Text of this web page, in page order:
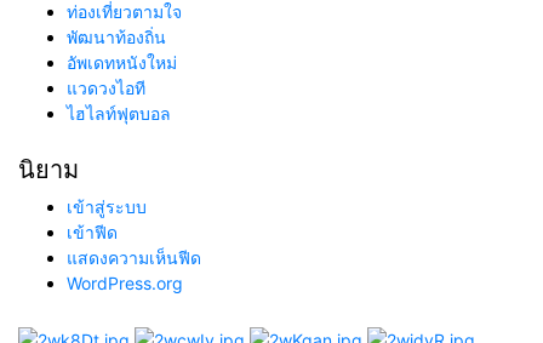
ท่องเที่ยวตามใจ
พัฒนาท้องถิ่น
อัพเดทหนังใหม่
แวดวงไอที
ไฮไลท์ฟุตบอล
นิยาม
เข้าสู่ระบบ
เข้าฟีด
แสดงความเห็นฟีด
WordPress.org